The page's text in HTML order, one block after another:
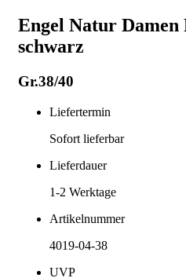
Engel Natur Damen
schwarz
Gr.38/40
Liefertermin
Sofort lieferbar
Lieferdauer
1-2 Werktage
Artikelnummer
4019-04-38
UVP